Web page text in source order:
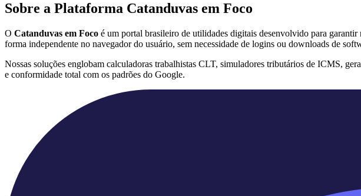
Sobre a Plataforma Catanduvas em Foco
O Catanduvas em Foco é um portal brasileiro de utilidades digitais desenvolvido para
forma independente no navegador do usuário, sem necessidade de logins ou downloads de
Nossas soluções englobam calculadoras trabalhistas CLT, simuladores tributários de ICMS,
e conformidade total com os padrões do Google.